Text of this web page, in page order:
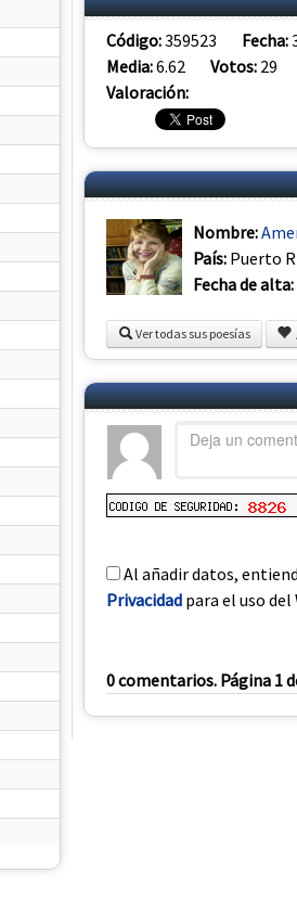
Código:359523 Fecha:
Media:6.62 Votos: 29
Valoración:
Nombre:
País: Puerto
Fecha de alta:
Ver todas sus poesías
Al añadir datos,
Privacidad para el uso del
0 comentarios. Página 1